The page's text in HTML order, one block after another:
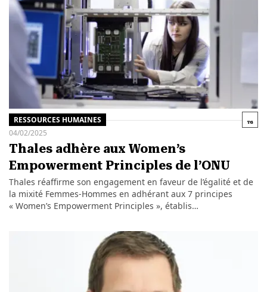
RESSOURCES HUMAINES
04/02/2025
Thales adhère aux Women’s
Empowerment Principles de l’ONU
Thales réaffirme son engagement en faveur de l’égalité et de
la mixité Femmes-Hommes en adhérant aux 7 principes
« Women’s Empowerment Principles », établis…